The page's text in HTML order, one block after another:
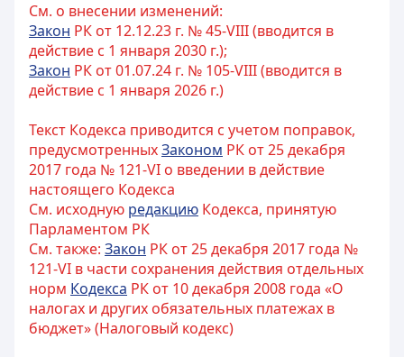
См. о внесении изменений:
Закон РК от 12.12.23 г. № 45-VIII (вводится в
действие с 1 января 2030 г.);
Закон РК от 01.07.24 г. № 105-VIII (вводится в
действие с 1 января 2026 г.)
Текст Кодекса приводится с учетом поправок,
предусмотренныхЗаконом РК от 25 декабря
2017 года № 121-VI о введении в действие
настоящего Кодекса
См. исходную редакцию Кодекса, принятую
Парламентом РК
См. также: Закон РК от 25 декабря 2017 года №
121-VI в части сохранения действия отдельных
норм Кодекса РК от 10 декабря 2008 года «О
налогах и других обязательных платежах в
бюджет» (Налоговый кодекс)